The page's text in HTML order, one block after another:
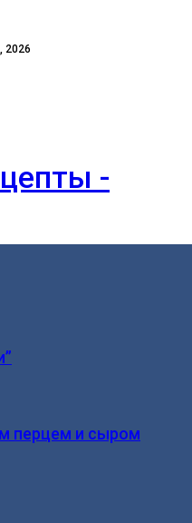
2026
-
перцем и сыром